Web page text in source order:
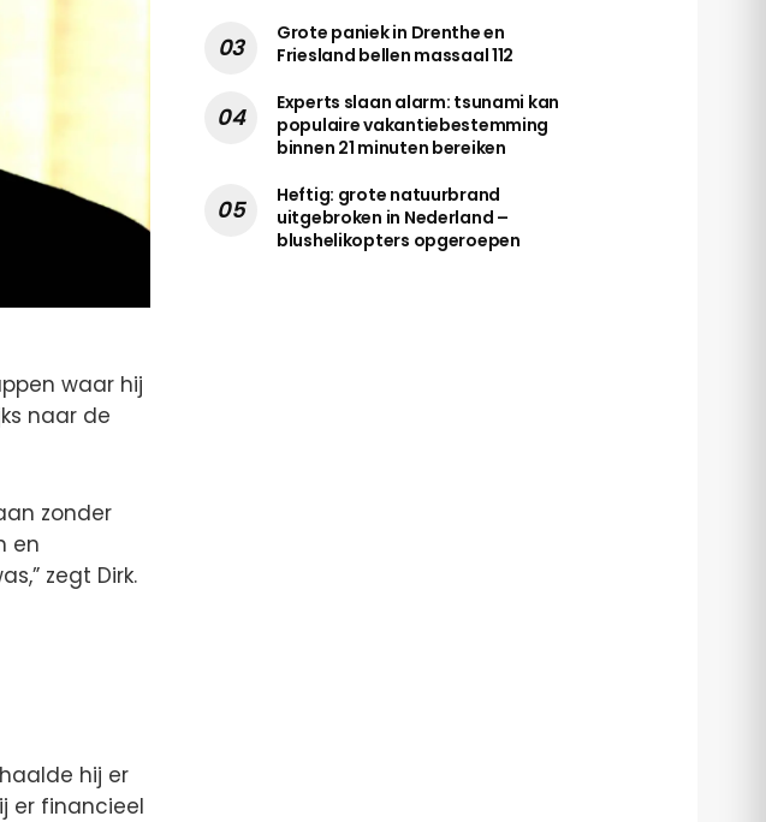
waar hij
naar de
zonder
en
zegt Dirk.
hij er
er financieel
Grote paniek in Drenthe en
Friesland bellen massaal 112
Experts slaan alarm: tsunami kan
populaire vakantiebestemming
binnen 21 minuten bereiken
Heftig: grote natuurbrand
uitgebroken in Nederland –
blushelikopters opgeroepen